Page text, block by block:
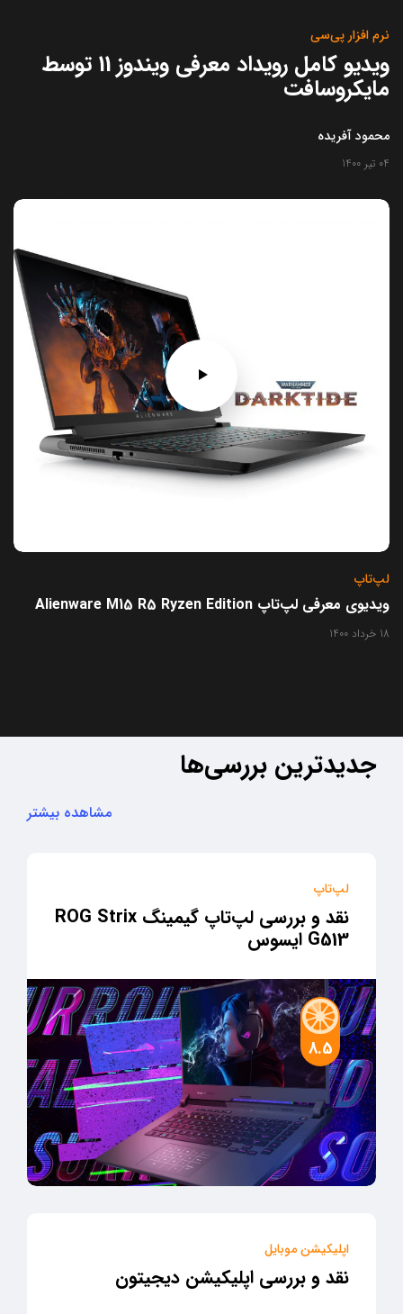
نرم افزار پی‌سی
ویدیو کامل رویداد معرفی ویندوز 11 توسط
مایکروسافت
محمود آفریده
04 تیر 1400
لپ‌تاپ
ویدیوی معرفی لپ‌تاپ Alienware M15 R5 Ryzen Edition
18 خرداد 1400
جدیدترین بررسی‌ها
مشاهده بیشتر
لپ‌تاپ
نقد و بررسی لپ‌تاپ گیمینگ ROG Strix
G513 ایسوس
8.5
اپلیکیشن موبایل
نقد و بررسی اپلیکیشن دیجیتون